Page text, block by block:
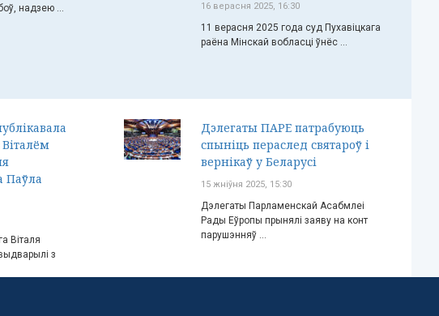
надзею ...
16 верасня 2025, 16:30
11 верасня 2025 года суд Пухавіцкага
раёна Мінскай вобласці ўнёс ...
Віталём
Паўла
Віталя
з
Дэлегаты ПАРЕ патрабуюць
спыніць пераслед святароў і
вернікаў у Беларусі
15 жніўня 2025, 15:30
Дэлегаты Парламенскай Асабмлеі
Рады Еўропы прынялі заяву на конт
парушэнняў ...